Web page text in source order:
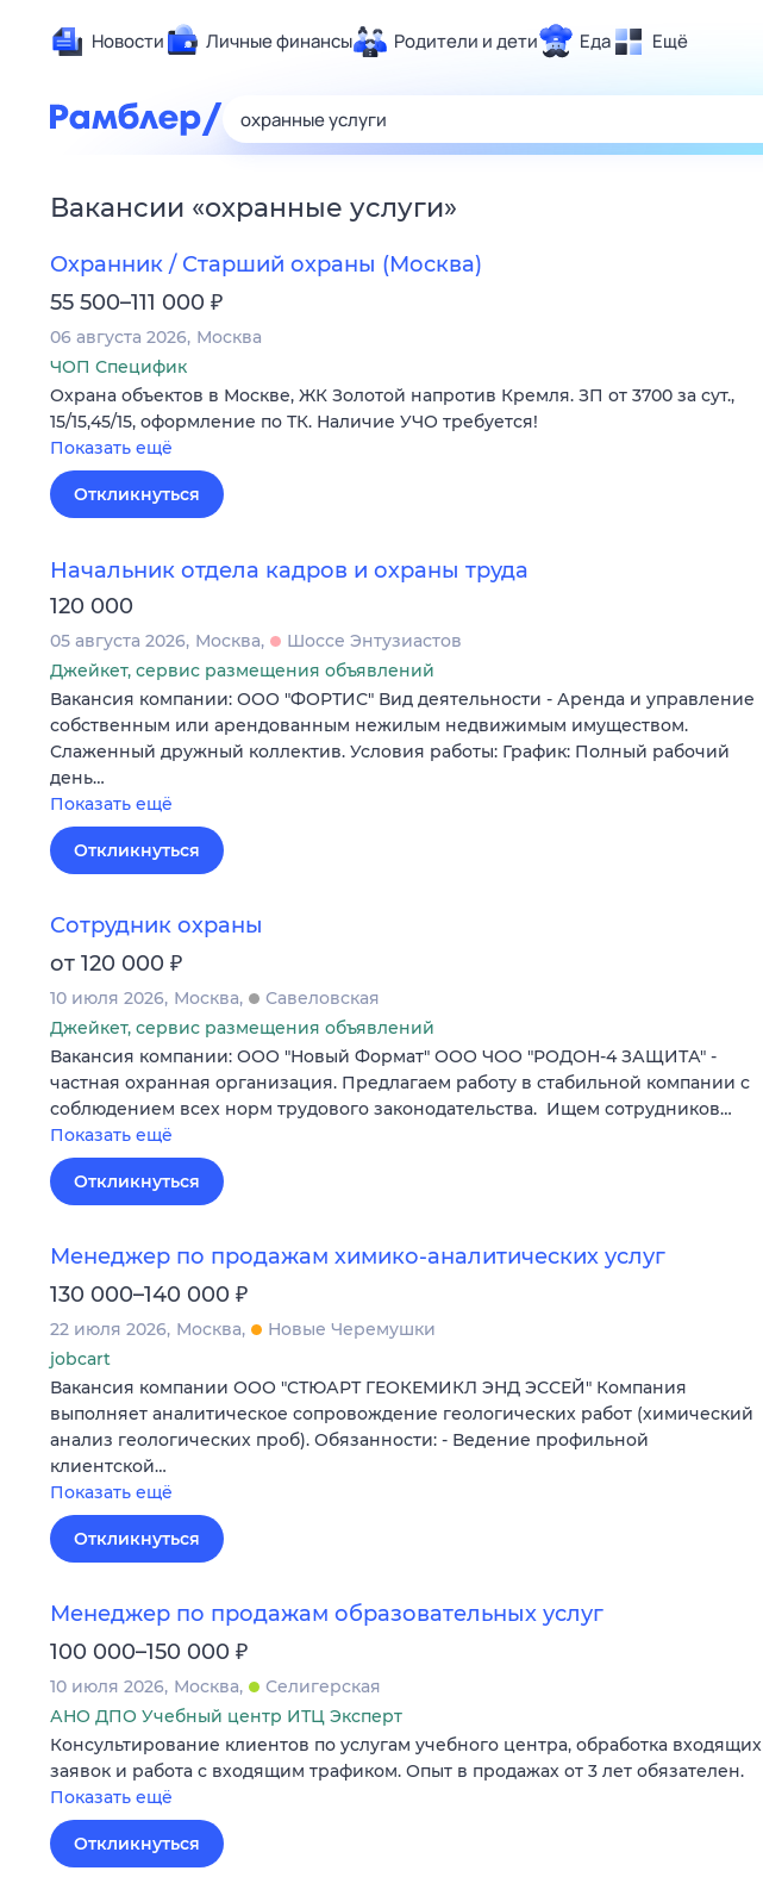
Новости Личные финансы Родители и дети Еда Ещё
Развлечения и отдых
Спорт
Карьера
Сберегаем вместе
Гороскопы
Вакансии «охранные услуги»
Охранник / Старший охраны (Москва)
55 500–111 000 ₽
06 августа 2026 Москва
ЧОП Специфик
Охрана объектов в Москве, ЖК Золотой напротив Кремля. ЗП от 3700 за сут.,
15/15,45/15, оформление по ТК. Наличие УЧО требуется!
Показать ещё
Откликнуться
Начальник отдела кадров и охраны труда
120 000
05 августа 2026 Москва
Шоссе Энтузиастов
Джейкет, сервис размещения объявлений
Вакансия компании: ООО "ФОРТИС" Вид деятельности - Аренда и управление
собственным или арендованным нежилым недвижимым имуществом.
Слаженный дружный коллектив. Условия работы: График: Полный рабочий
день…
Показать ещё
Откликнуться
Сотрудник охраны
от 120 000 ₽
10 июля 2026 Москва
Савеловская
Джейкет, сервис размещения объявлений
Вакансия компании: ООО "Новый Формат" ООО ЧОО "РОДОН-4 ЗАЩИТА" -
частная охранная организация. Предлагаем работу в стабильной компании с
соблюдением всех норм трудового законодательства. Ищем сотрудников…
Показать ещё
Откликнуться
Менеджер по продажам химико-аналитических услуг
130 000–140 000 ₽
22 июля 2026 Москва
Новые Черемушки
jobcart
Вакансия компании ООО "СТЮАРТ ГЕОКЕМИКЛ ЭНД ЭССЕЙ" Компания
выполняет аналитическое сопровождение геологических работ (химический
анализ геологических проб). Обязанности: - Ведение профильной
клиентской…
Показать ещё
Откликнуться
Менеджер по продажам образовательных услуг
100 000–150 000 ₽
10 июля 2026 Москва
Селигерская
АНО ДПО Учебный центр ИТЦ Эксперт
Консультирование клиентов по услугам учебного центра, обработка входящих
заявок и работа с входящим трафиком. Опыт в продажах от 3 лет обязателен.
Показать ещё
Откликнуться